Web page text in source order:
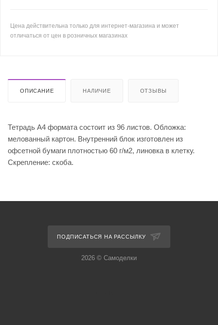
Цена действительна только для интернет-магазина и может
отличаться от цен в розничных магазинах
ОПИСАНИЕ НАЛИЧИЕ ОТЗЫВЫ
Тетрадь А4 формата состоит из 96 листов. Обложка:
мелованный картон. Внутренний блок изготовлен из
офсетной бумаги плотностью 60 г/м2, линовка в клетку.
Скрепление: скоба.
ПОДПИСАТЬСЯ НА РАССЫЛКУ
2026 © Самоделки